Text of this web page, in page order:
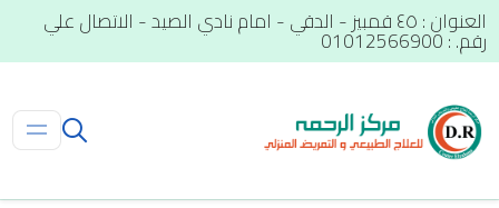
العنوان : ٤٥ قمبيز - الدقي - امام نادي الصيد - الاتصال علي
رقم. : 01012566900